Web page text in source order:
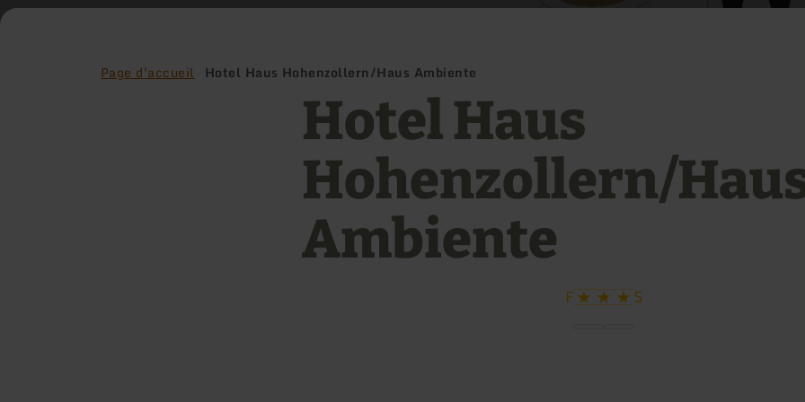
Page d'accueil Hotel Haus Hohenzollern/Haus Ambiente
Hotel Haus
Hohenzollern/
Ambiente
F S